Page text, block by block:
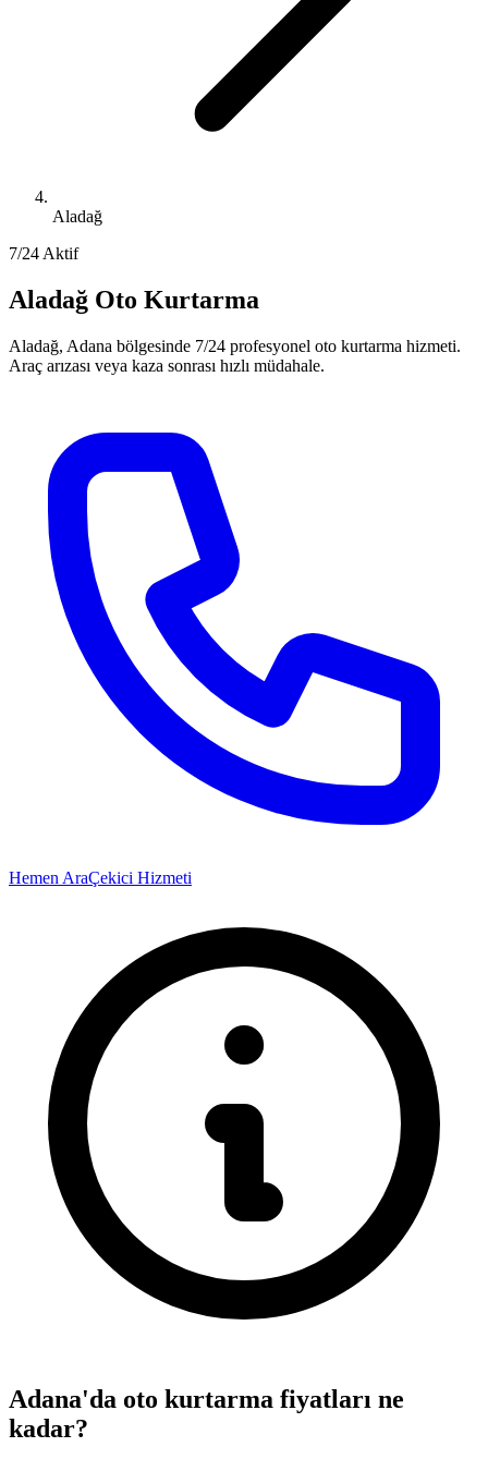
Aladağ
7/24 Aktif
Aladağ Oto Kurtarma
Aladağ, Adana bölgesinde 7/24 profesyonel oto kurtarma hizmeti.
Araç arızası veya kaza sonrası hızlı müdahale.
Hemen AraÇekici Hizmeti
Adana'da oto kurtarma fiyatları ne
kadar?